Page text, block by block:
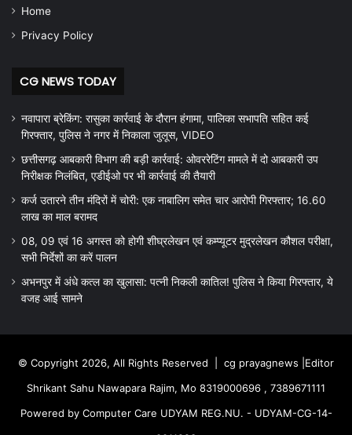
Home
Privacy Policy
CG NEWS TODAY
नवापारा ब्रेकिंग: रासुका कार्रवाई के दौरान हंगामा, पालिका सभापति सहित कई
गिरफ्तार, पुलिस ने नगर में निकाला जुलूस, VIDEO
छत्तीसगढ़ आबकारी विभाग की बड़ी कार्रवाई: ओवररेटिंग मामले में दो आबकारी उप
निरीक्षक निलंबित, एडीईओ पर भी कार्रवाई की तैयारी
कर्ज उतारने तीन मंदिरों में चोरी: एक नाबालिग समेत चार आरोपी गिरफ्तार; 16.60
लाख का माल बरामद
08, 09 एवं 16 अगस्त को होगी शीघ्रलेखन एवं कम्प्यूटर मुद्रलेखन कौशल परीक्षा,
सभी निर्देशों का करें पालन
अभनपुर में अंधे कत्ल का खुलासा: पत्नी निकली कातिल! पुलिस ने किया गिरफ्तार, ये
वजह आई सामने
© Copyright 2026, All Rights Reserved | cg prayagnews |Editor
Shrikant Sahu Nawapara Rajim, Mo 8319000696 , 7389671111
Powered by Computer Care UDYAM REG.NU. - UDYAM-CG-14-